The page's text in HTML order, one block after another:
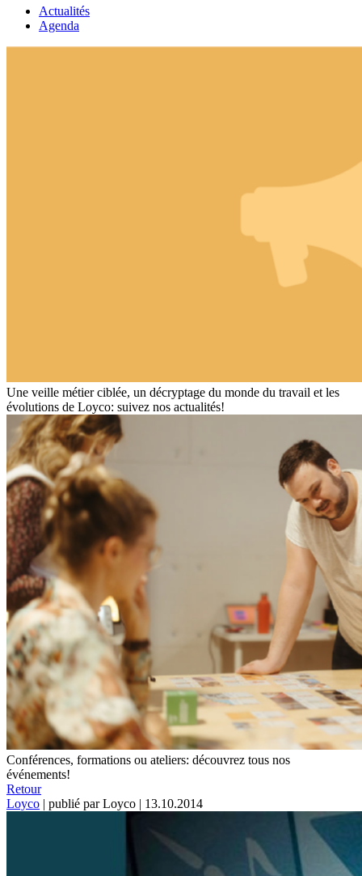
Actualités
Agenda
Une veille métier ciblée, un décryptage du monde du travail et les
évolutions de Loyco: suivez nos actualités!
Conférences, formations ou ateliers: découvrez tous nos
événements!
Retour
Loyco | publié par Loyco | 13.10.2014